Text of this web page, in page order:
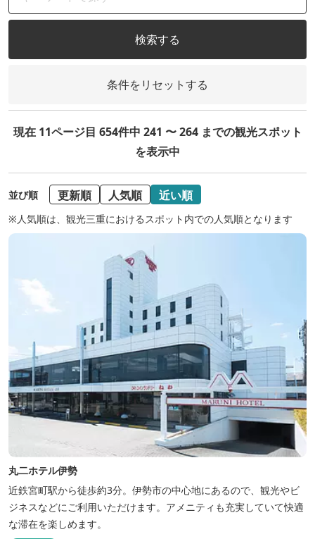
検索する
条件をリセットする
現在 11ページ目 654件中 241 〜 264 までの観光スポット
を表示中
並び順 更新順 人気順 近い順
※人気順は、観光三重におけるスポット内での人気順となります
丸二ホテル伊勢
近鉄宮町駅から徒歩約3分。伊勢市の中心地にあるので、観光やビ
ジネスなどにご利用いただけます。アメニティも充実していて快適
な滞在を楽しめます。